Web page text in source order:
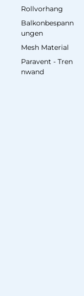
Rollvorhang
Balkonbespann
ungen
Mesh Material
Paravent - Tren
nwand